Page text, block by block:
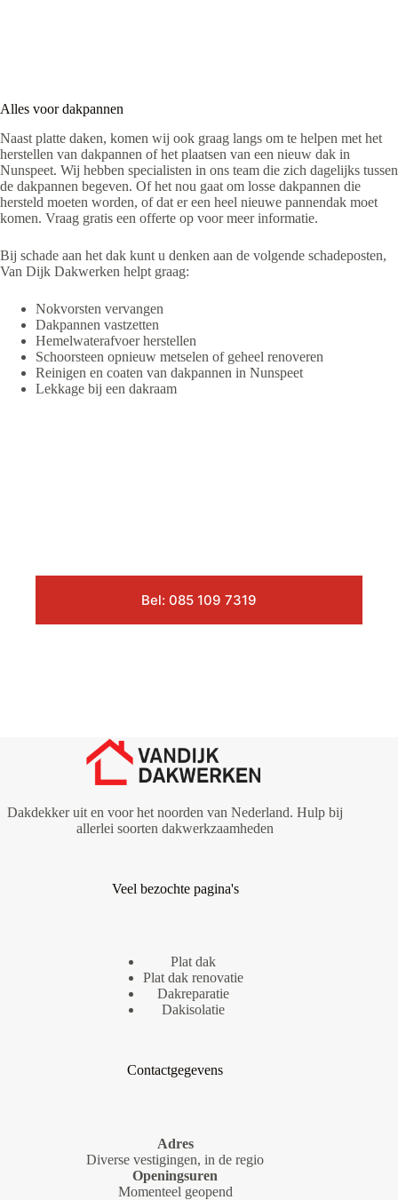
Alles voor dakpannen
Naast platte daken, komen wij ook graag langs om te helpen met het
herstellen van dakpannen of het plaatsen van een nieuw dak in
Nunspeet. Wij hebben specialisten in ons team die zich dagelijks tussen
de dakpannen begeven. Of het nou gaat om losse dakpannen die
hersteld moeten worden, of dat er een heel nieuwe pannendak moet
komen. Vraag gratis een offerte op voor meer informatie.
Bij schade aan het dak kunt u denken aan de volgende schadeposten,
Van Dijk Dakwerken helpt graag:
Nokvorsten vervangen
Dakpannen vastzetten
Hemelwaterafvoer herstellen
Schoorsteen opnieuw metselen of geheel renoveren
Reinigen en coaten van dakpannen in Nunspeet
Lekkage bij een dakraam
Bel: 085 109 7319
Dakdekker uit en voor het noorden van Nederland. Hulp bij
allerlei soorten dakwerkzaamheden
Veel bezochte pagina's
Plat dak
Plat dak renovatie
Dakreparatie
Dakisolatie
Contactgegevens
Adres
Diverse vestigingen, in de regio
Openingsuren
Momenteel geopend